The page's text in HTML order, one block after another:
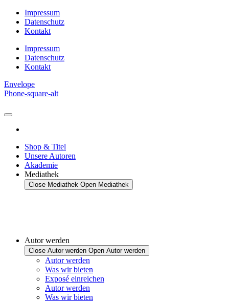
Zum
Inhalt
springen
Impressum
Datenschutz
Kontakt
Impressum
Datenschutz
Kontakt
Envelope
Phone-square-alt
Shop & Titel
Unsere Autoren
Akademie
Mediathek
Close Mediathek Open Mediathek
Autor werden
Close Autor werden Open Autor werden
Autor werden
Was wir bieten
Exposé einreichen
Autor werden
Was wir bieten